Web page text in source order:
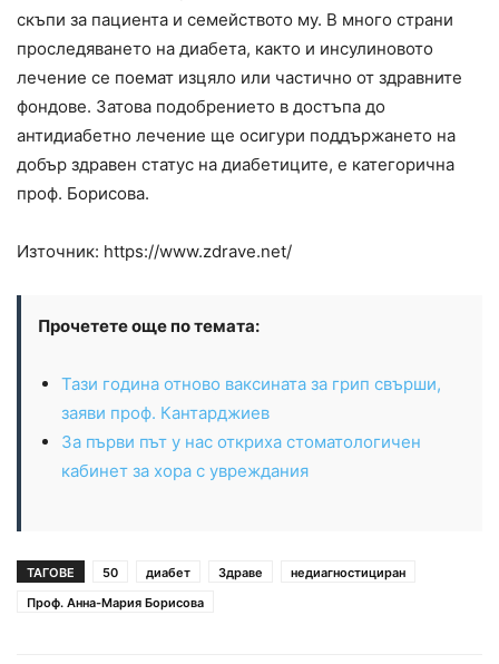
скъпи за пациента и семейството му. В много страни
проследяването на диабета, както и инсулиновото
лечение се поемат изцяло или частично от здравните
фондове. Затова подобрението в достъпа до
антидиабетно лечение ще осигури поддържането на
добър здравен статус на диабетиците, е категорична
проф. Борисова.
Източник: https://www.zdrave.net/
Прочетете още по темата:
Тази година отново ваксината за грип свърши,
заяви проф. Кантарджиев
За първи път у нас откриха стоматологичен
кабинет за хора с увреждания
ТАГОВЕ 50 диабет Здраве
недиагностициран
Проф. Анна-Мария Борисова